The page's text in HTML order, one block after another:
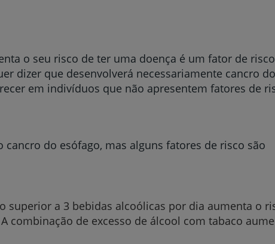
o seu risco de ter uma doença é um fator de
dizer que desenvolverá necessariamente cancro
em indivíduos que não apresentem fatores de
do esófago, mas alguns fatores de risco são
superior a 3 bebidas alcoólicas por dia aumenta o
combinação de excesso de álcool com tabaco